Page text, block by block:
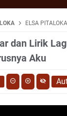
ELSA
dan Lirik
Aku